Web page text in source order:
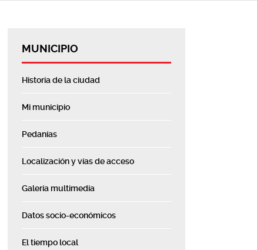
MUNICIPIO
Historia de la ciudad
Mi municipio
Pedanías
Localización y vías de acceso
Galería multimedia
Datos socio-económicos
El tiempo local